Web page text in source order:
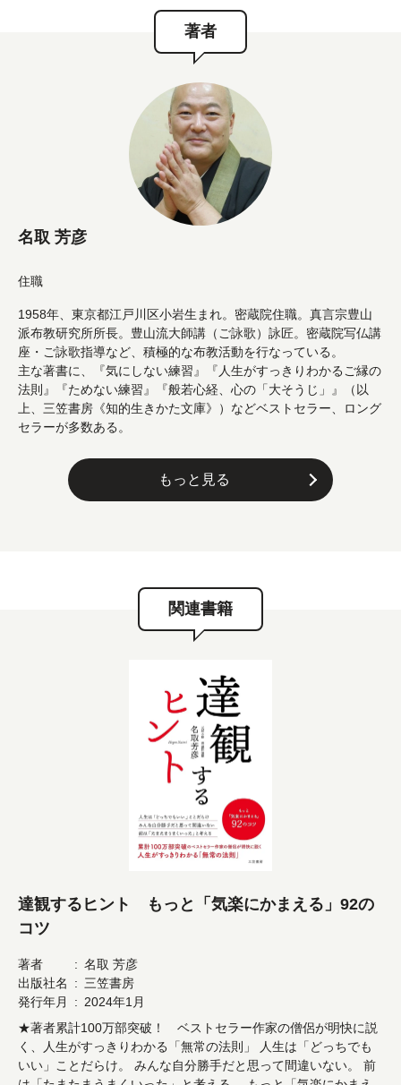
著者
名取 芳彦
住職
1958年、東京都江戸川区小岩生まれ。密蔵院住職。真言宗豊山
派布教研究所所長。豊山流大師講（ご詠歌）詠匠。密蔵院写仏講
座・ご詠歌指導など、積極的な布教活動を行なっている。
主な著書に、『気にしない練習』『人生がすっきりわかるご縁の
法則』『ためない練習』『般若心経、心の「大そうじ」』（以
上、三笠書房《知的生きかた文庫》）などベストセラー、ロング
セラーが多数ある。
もっと見る
関連書籍
達観するヒント もっと「気楽にかまえる」92の
コツ
著者
名取 芳彦
出版社名
三笠書房
発行年月
2024年1月
★著者累計100万部突破！ ベストセラー作家の僧侶が明快に説
く、人生がすっきりわかる「無常の法則」 人生は「どっちでも
いい」ことだらけ。 みんな自分勝手だと思って間違いない。 前